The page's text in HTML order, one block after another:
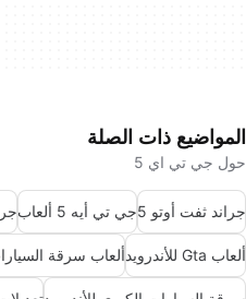
المواضيع ذات الصلة
حول جي تي اي 5
جراند ثفت أوتو 5 جي تي أيه 5 ألعاب
ألعاب Gta للأندرويد ألعاب سرقة